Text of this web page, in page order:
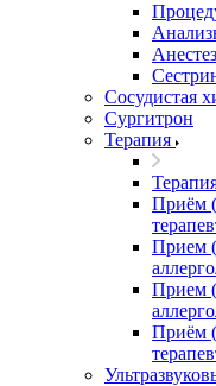
Сосудистая
Сургитрон
Терапия
Приём
Прием
Прием
Приём